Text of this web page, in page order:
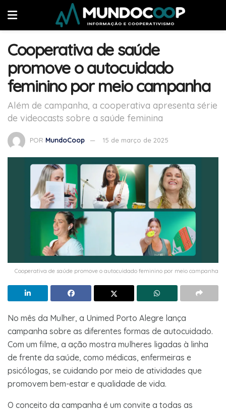
Cooperativa de saúde
promove o autocuidado
feminino por meio campanha
Além de campanha, a cooperativa apresenta série
de videocasts sobre a saúde feminina
POR MundoCoop 15 de março de 2025
Cooperativa de saúde promove o autocuidado feminino por meio campanha
No mês da Mulher, a Unimed Porto Alegre lança
campanha sobre as diferentes formas de autocuidado.
Com um filme, a ação mostra mulheres ligadas à linha
de frente da saúde, como médicas, enfermeiras e
psicólogas, se cuidando por meio de atividades que
promovem bem-estar e qualidade de vida.
O conceito da campanha é um convite a todas as